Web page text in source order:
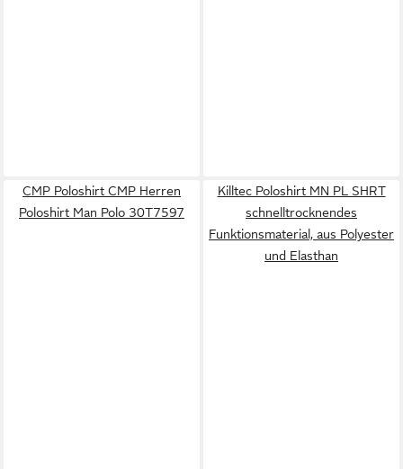
CMP Poloshirt CMP Herren
Poloshirt Man Polo 30T7597
Killtec Poloshirt MN PL SHRT
schnelltrocknendes
Funktionsmaterial, aus Polyester
und Elasthan